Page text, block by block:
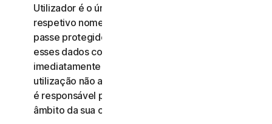
Utilizador é o único responsável por manter o
respetivo nome de utilizador e a respetiva palavra-
passe protegidos. O Utilizador não deve partilhar
esses dados com outras pessoas e deve notificar
imediatamente a NortonLifeLock em caso de
utilização não autorizada dos mesmos. O Utilizador
é responsável por todas as atividades efetuadas no
âmbito da sua conta.